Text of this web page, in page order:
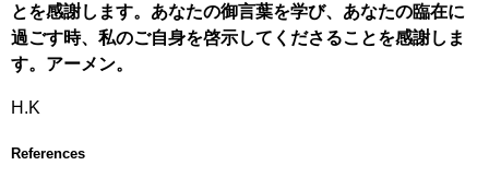
とを感謝します。あなたの御言葉を学び、あなたの臨在に
過ごす時、私のご自身を啓示してくださることを感謝しま
す。アーメン。
H.K
References